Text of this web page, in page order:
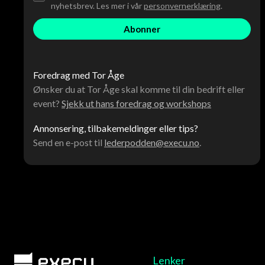
nyhetsbrev. Les mer i vårpersonvernerklæring.
Foredrag med Tor Åge
Ønsker du at Tor Åge skal komme til din bedrift eller
event? Sjekk ut hans foredrag og workshops
Annonsering, tilbakemeldinger eller tips?
Send en e-post til lederpodden@execu.no.
Lenker